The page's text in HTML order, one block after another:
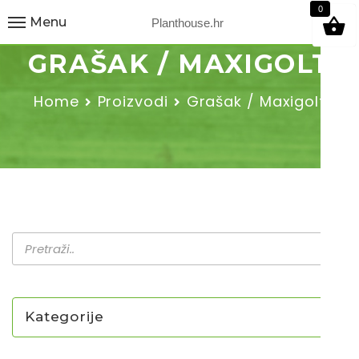
Planthouse.hr
Menu
9
GRAŠAK / MAXIGOLT
Home Proizvodi Grašak / Maxigolt
Kategorije
0